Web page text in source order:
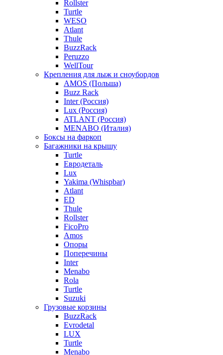
Rollster
Turtle
WESO
Atlant
Thule
BuzzRack
Peruzzo
WellTour
Крепления для лыж и сноубордов
AMOS (Польша)
Buzz Rack
Inter (Россия)
Lux (Россия)
ATLANT (Россия)
MENABO (Италия)
Боксы на фаркоп
Багажники на крышу
Turtle
Евродеталь
Lux
Yakima (Whispbar)
Atlant
ED
Thule
Rollster
FicoPro
Amos
Опоры
Поперечины
Inter
Menabo
Rola
Turtle
Suzuki
Грузовые корзины
BuzzRack
Evrodetal
LUX
Turtle
Menabo